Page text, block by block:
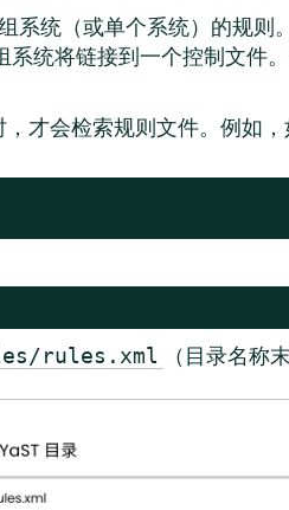
系统（或单个系统）的规则
统将链接到一个控制文件
才会检索规则文件。例如
rules.xml （目录名称